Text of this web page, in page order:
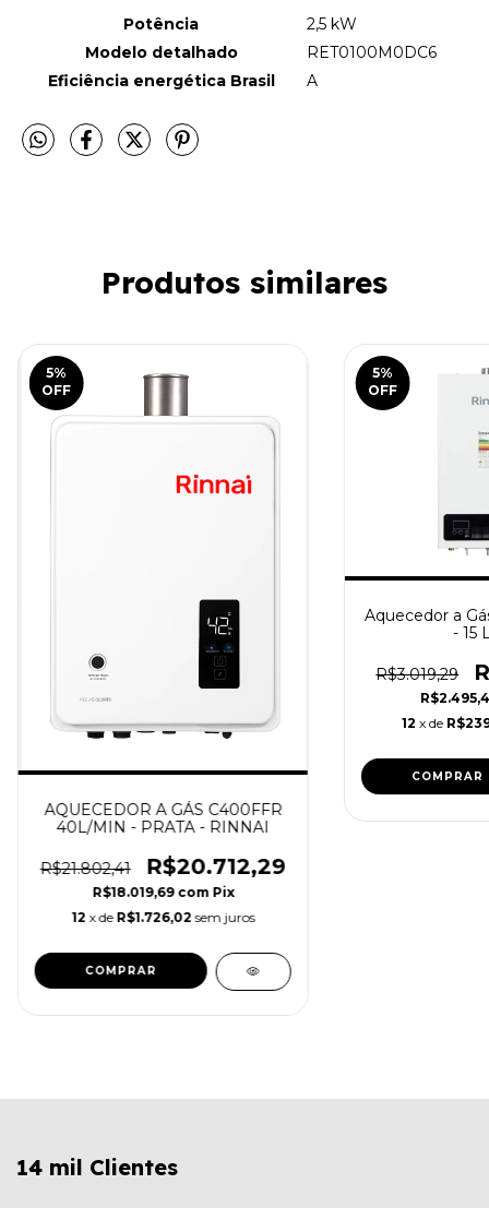
Potência
2,5 kW
Modelo detalhado
RET0100M0DC6
Eficiência energética Brasil
A
Produtos similares
5%
OFF
AQUECEDOR A GÁS C400FFR
40L/MIN - PRATA - RINNAI
R$21.802,41 R$20.712,29
R$18.019,69 com Pix
12 x de R$1.726,02 sem juros
5%
OFF
Aquecedor a
- 15
R$3.019,29
12 x de
14 mil Clientes